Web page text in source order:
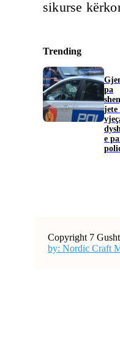
sikurse
Trending
pa
jete
e
Copyright 7
by: Nordic Craft